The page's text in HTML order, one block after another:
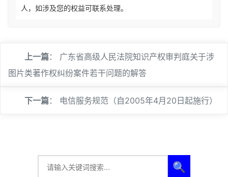
人，如涉及您的权益可联系处理。
上一篇： 广东省高级人民法院知识产权审判庭关于涉
图片类著作权纠纷案件若干问题的解答
下一篇： 电信服务规范（自2005年4月20日起施行）
🔍